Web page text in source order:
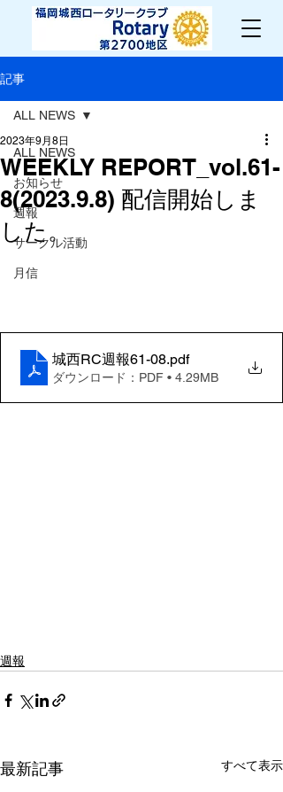
記事
ALL NEWS
お知らせ
週報
サークル活動
月信
ALL NEWS
WEEKLY REPORT_vol.61-
8(2023.9.8) 配信開始しま
した。
2023年9月8日
城西RC週報61-08.pdf
ダウンロード：PDF • 4.29MB
週報
最新記事 すべて表示